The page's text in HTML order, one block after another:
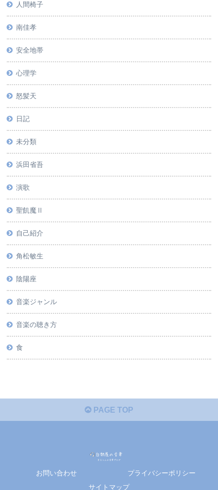
人間椅子
南佳孝
安全地帯
心理学
怒髪天
日記
未分類
浜田省吾
演歌
聖飢魔Ⅱ
自己紹介
角松敏生
陰陽座
音楽ジャンル
音楽の聴き方
食
PAGE TOP
お問い合わせ
プライバシーポリシー
サイトマップ